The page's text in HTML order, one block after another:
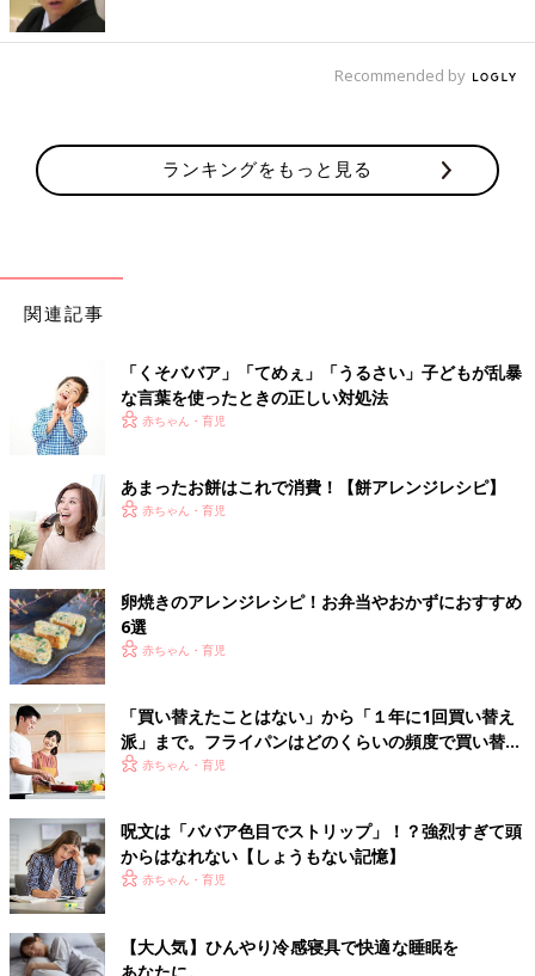
Recommended by
ランキングをもっと見る
関連記事
「くそババア」「てめぇ」「うるさい」子どもが乱暴
な言葉を使ったときの正しい対処法
赤ちゃん・育児
あまったお餅はこれで消費！【餅アレンジレシピ】
赤ちゃん・育児
卵焼きのアレンジレシピ！お弁当やおかずにおすすめ
6選
赤ちゃん・育児
「買い替えたことはない」から「１年に1回買い替え
派」まで。フライパンはどのくらいの頻度で買い替え
てる？
赤ちゃん・育児
呪文は「ババア色目でストリップ」！？強烈すぎて頭
からはなれない【しょうもない記憶】
赤ちゃん・育児
【大人気】ひんやり冷感寝具で快適な睡眠を